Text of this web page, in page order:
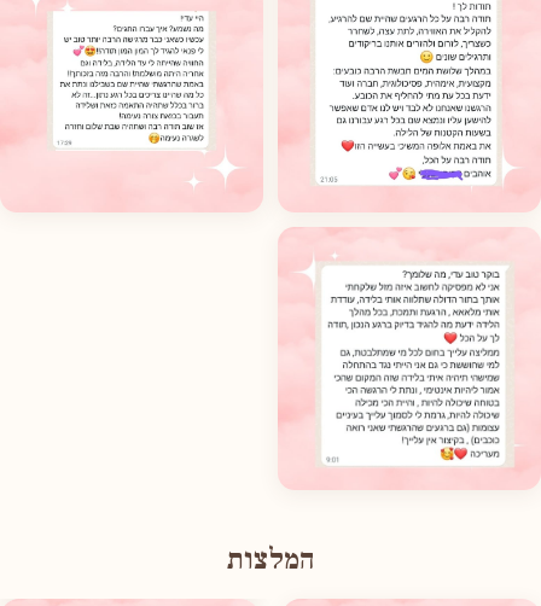
המלצות